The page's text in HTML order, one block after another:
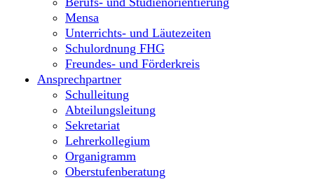
Mensa
Unterrichts- und Läutezeiten
Schulordnung FHG
Freundes- und Förderkreis
Ansprechpartner
Schulleitung
Abteilungsleitung
Sekretariat
Lehrerkollegium
Organigramm
Oberstufenberatung